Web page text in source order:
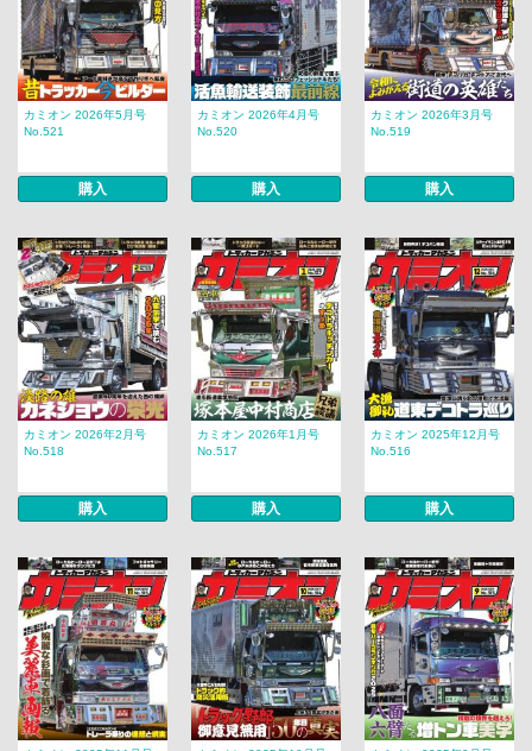
カミオン 2026年5月号
No.521
購入
カミオン 2026年4月号
No.520
購入
カミオン 2026年3月号
No.519
購入
カミオン 2026年2月号
No.518
購入
カミオン 2026年1月号
No.517
購入
カミオン 2025年12月号
No.516
購入